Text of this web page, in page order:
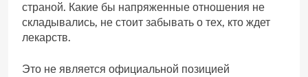
страной. Какие бы напряженные отношения не
складывались, не стоит забывать о тех, кто ждет
лекарств.
Это не является официальной позицией